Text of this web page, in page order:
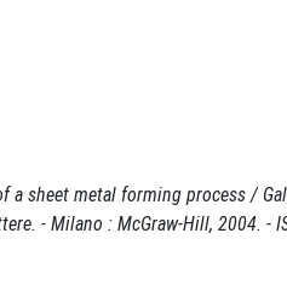
sheet metal forming process /
- Milano : McGraw-Hill, 2004. -